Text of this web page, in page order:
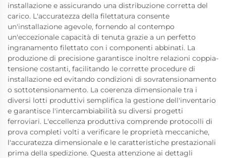
installazione e assicurando una distribuzione corretta del
carico. L'accuratezza della filettatura consente
un'installazione agevole, fornendo al contempo
un'eccezionale capacità di tenuta grazie a un perfetto
ingranamento filettato con i componenti abbinati. La
produzione di precisione garantisce inoltre relazioni coppia-
tensione costanti, facilitando le corrette procedure di
installazione ed evitando condizioni di sovratensionamento
o sottotensionamento. La coerenza dimensionale tra i
diversi lotti produttivi semplifica la gestione dell'inventario
e garantisce l'intercambiabilità su diversi progetti
ferroviari. L'eccellenza produttiva comprende protocolli di
prova completi volti a verificare le proprietà meccaniche,
l'accuratezza dimensionale e le caratteristiche prestazionali
prima della spedizione. Questa attenzione ai dettagli